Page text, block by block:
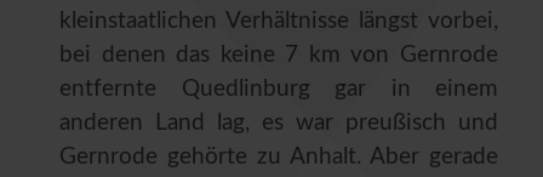
kleinstaatlichen Verhältnisse längst vorbei,
bei denen das keine 7 km von Gernrode
entfernte Quedlinburg gar in einem
anderen Land lag, es war preußisch und
Gernrode gehörte zu Anhalt. Aber gerade